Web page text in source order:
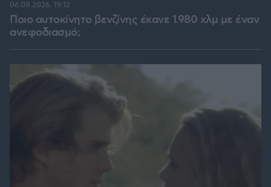
Ποιο αυτοκίνητο βενζίνης έκανε 1.980 χλμ με έναν
ανεφοδιασμό;
06.08.2026, 19:12